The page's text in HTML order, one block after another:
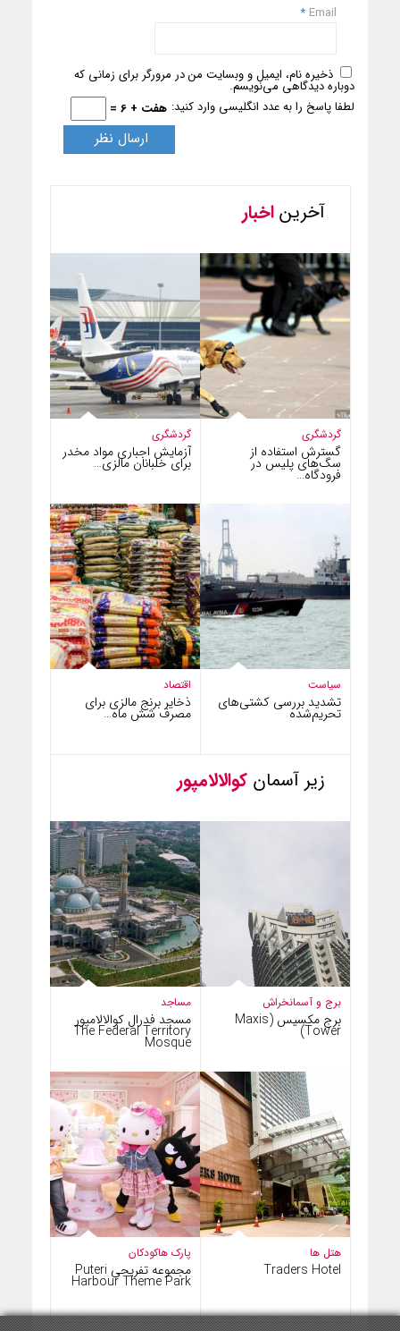
Email
*
ذخیره نام، ایمیل و وبسایت من در مرورگر برای زمانی که
دوباره دیدگاهی می‌نویسم.
لطفا پاسخ را به عدد انگلیسی وارد کنید: هفت + 6 =
آخریناخبار
گردشگری
آزمایش اجباری مواد مخدر
برای خلبانان مالزی…
گردشگری
گسترش استفاده از
سگ‌های پلیس در
فرودگاه…
اقتصاد
ذخایر برنج مالزی برای
مصرف شش ماه…
سیاست
تشدید بررسی کشتی‌های
تحریم‌شده
زیر آسمان کوالالامپور
مساجد
مسجد فدرال کوالالامپور
The Federal Territory
Mosque
برج و آسمانخراش
برج مکسیس (Maxis
Tower)
پارک هاکودکان
مجموعه تفریحی Puteri
Harbour Theme Park
هتل ها
Traders Hotel